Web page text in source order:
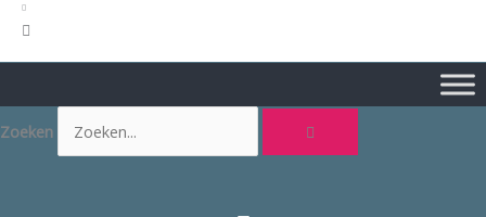
Zoeken